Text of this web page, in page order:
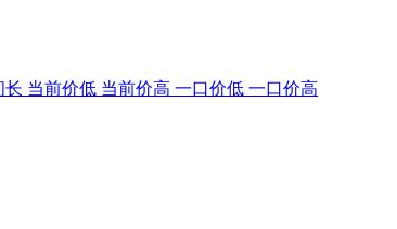
长 当前价低 当前价高 一口价低 一口价高